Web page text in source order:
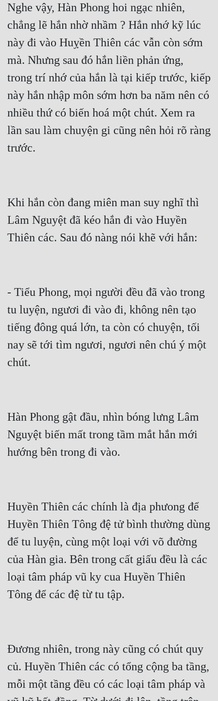
Nghe vậy, Hàn Phong hoi ngạc nhiên,
chẳng lẽ hắn nhờ nhầm ? Hắn nhớ kỹ lúc
này đi vào Huỵền Thiên các vẫn còn sớm
mà. Nhưng sau đó hắn liền phản ứng,
trong trí nhớ của hắn là tại kiếp trước, kiếp
này hắn nhập môn sớm hơn ba năm nên có
nhiều thứ có biến hoá một chút. Xem ra
lần sau làm chuyện gi cũng nên hỏi rõ ràng
trước.
Khi hắn còn đang miên man suy nghĩ thì
Lâm Nguyệt đã kéo hắn đi vào Huyền
Thiên các. Sau đó nàng nói khẽ với hắn:
- Tiểu Phong, mọi người đều đã vào trong
tu luyện, ngươi đi vào đi, không nên tạo
tiếng đông quá lớn, ta còn có chuyện, tối
nay sẽ tới tìm ngươi, ngươi nên chú ý một
chút.
Hàn Phong gật đầu, nhìn bóng lưng Lâm
Nguyệt biến mất trong tầm mắt hắn mới
hướng bên trong đi vào.
Huyền Thiên các chính là địa phưong để
Huyền Thiên Tông đệ tử bình thường dùng
để tu luyện, cùng một loại với võ đường
của Hàn gia. Bên trong cất giấu đều là các
loại tâm pháp vũ ky cua Huyền Thiên
Tông để các đệ từ tu tập.
Đương nhiên, trong này cũng có chút quy
củ. Huyền Thiên các có tổng cộng ba tầng,
mỗi một tầng đều có các loại tâm pháp và